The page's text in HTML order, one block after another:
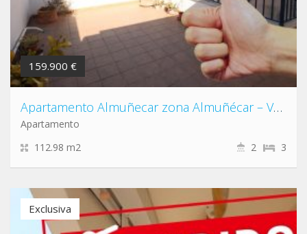
159.900 €
Apartamento Almuñecar zona Almuñécar – Velilla – Taramay
Apartamento
112.98 m2
3
2
Exclusiva